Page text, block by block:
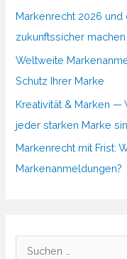
Markenrecht 2026 und
zukunftssicher machen
Weltweite
Schutz Ihrer Marke
Kreativität & Marken —
jeder starken Marke
Markenrecht mit Frist:
Markenanmeldungen?